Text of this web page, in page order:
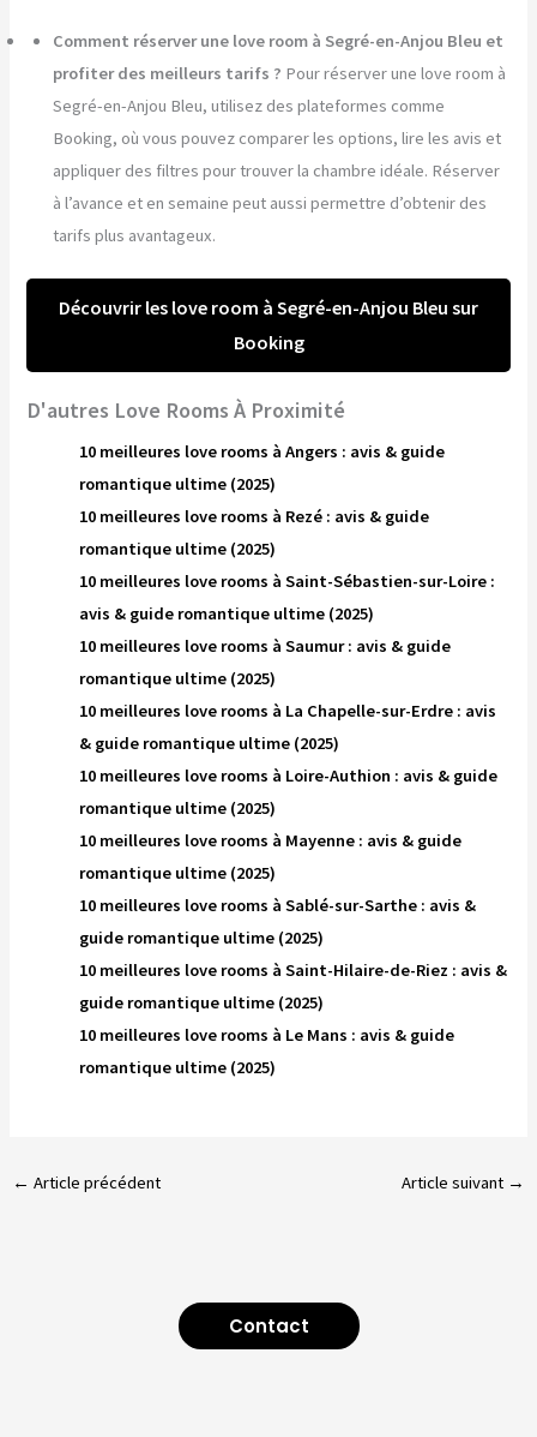
Comment réserver une love room à Segré-en-Anjou Bleu et
profiter des meilleurs tarifs ? Pour réserver une love room à
Segré-en-Anjou Bleu, utilisez des plateformes comme
Booking, où vous pouvez comparer les options, lire les avis et
appliquer des filtres pour trouver la chambre idéale. Réserver
à l’avance et en semaine peut aussi permettre d’obtenir des
tarifs plus avantageux.
Découvrir les love room à Segré-en-Anjou Bleu sur
Booking
D'autres Love Rooms À Proximité
10 meilleures love rooms à Angers : avis & guide
romantique ultime (2025)
10 meilleures love rooms à Rezé : avis & guide
romantique ultime (2025)
10 meilleures love rooms à Saint-Sébastien-sur-Loire :
avis & guide romantique ultime (2025)
10 meilleures love rooms à Saumur : avis & guide
romantique ultime (2025)
10 meilleures love rooms à La Chapelle-sur-Erdre : avis
& guide romantique ultime (2025)
10 meilleures love rooms à Loire-Authion : avis & guide
romantique ultime (2025)
10 meilleures love rooms à Mayenne : avis & guide
romantique ultime (2025)
10 meilleures love rooms à Sablé-sur-Sarthe : avis &
guide romantique ultime (2025)
10 meilleures love rooms à Saint-Hilaire-de-Riez : avis &
guide romantique ultime (2025)
10 meilleures love rooms à Le Mans : avis & guide
romantique ultime (2025)
← Article précédent Article suivant →
Contact